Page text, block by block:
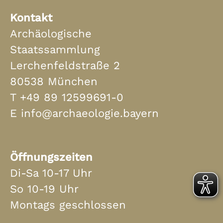
Kontakt
Archäologische
Staatssammlung
Lerchenfeldstraße 2
80538 München
T +49 89 12599691-0
E info@archaeologie.bayern
Öffnungszeiten
Di-Sa 10-17 Uhr
So 10-19 Uhr
Montags geschlossen